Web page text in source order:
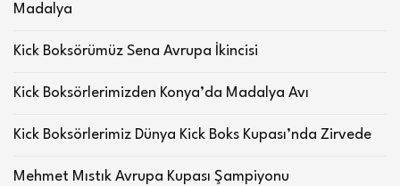
Madalya
Kick Boksörümüz Sena Avrupa İkincisi
Kick Boksörlerimizden Konya’da Madalya Avı
Kick Boksörlerimiz Dünya Kick Boks Kupası’nda Zirvede
Mehmet Mıstık Avrupa Kupası Şampiyonu